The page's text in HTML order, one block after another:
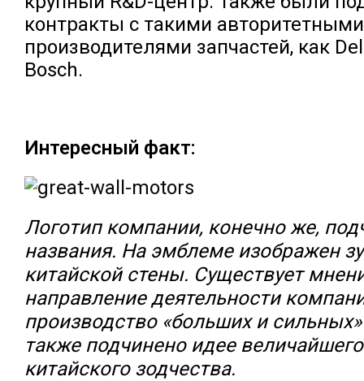
контракты с такими авторитетными
производителями запчастей, как
Bosch.
Интересный факт:
Логотип компании, конечно же,
названия. На эмблеме изображен
китайской стены. Существует
направление деятельности
производство «больших и
также подчинено идее
китайского зодчества.